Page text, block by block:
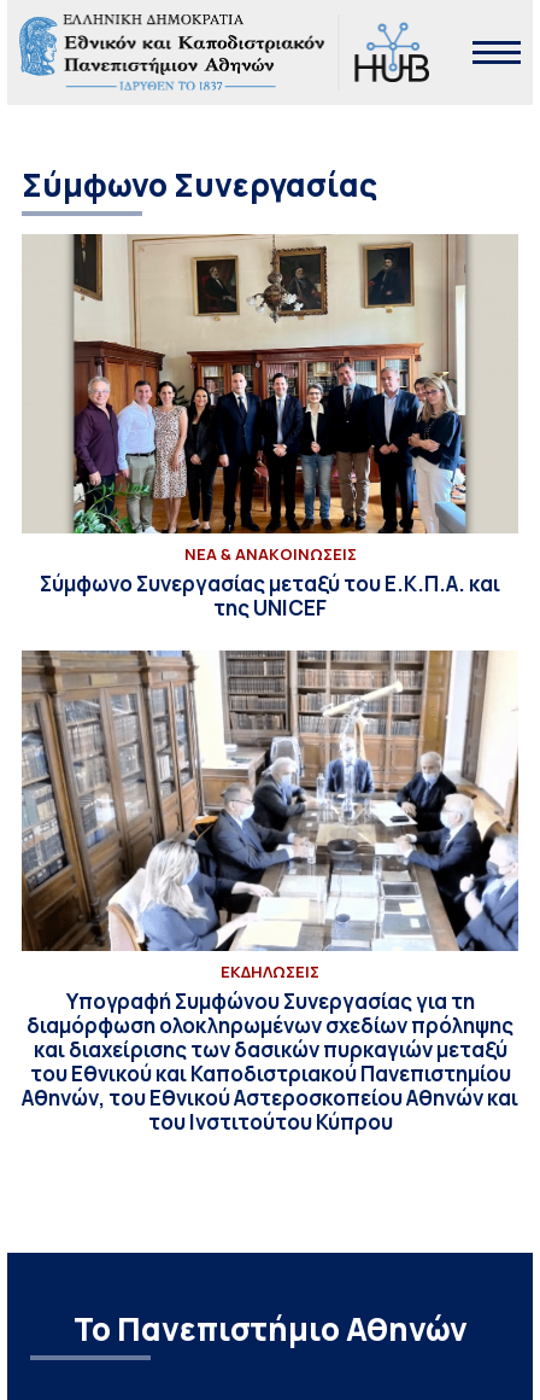
Σύμφωνο Συνεργασίας
ΝΕΑ & ΑΝΑΚΟΙΝΩΣΕΙΣ
Σύμφωνο Συνεργασίας μεταξύ του Ε.Κ.Π.Α. και
της UNICEF
ΕΚΔΗΛΩΣΕΙΣ
Υπογραφή Συμφώνου Συνεργασίας για τη
διαμόρφωση ολοκληρωμένων σχεδίων πρόληψης
και διαχείρισης των δασικών πυρκαγιών μεταξύ
του Εθνικού και Καποδιστριακού Πανεπιστημίου
Αθηνών, του Εθνικού Αστεροσκοπείου Αθηνών και
του Ινστιτούτου Κύπρου
Το Πανεπιστήμιο Αθηνών